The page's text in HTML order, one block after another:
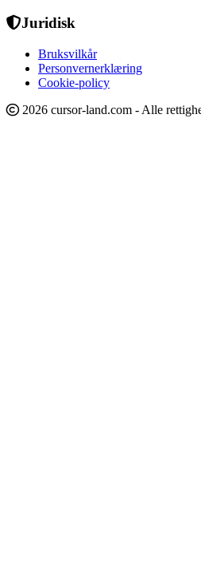
Juridisk
Bruksvilkår
Personvernerklæring
Cookie-policy
2026 cursor-land.com - Alle